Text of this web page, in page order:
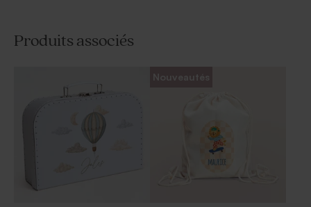
Produits associés
Nouveautés